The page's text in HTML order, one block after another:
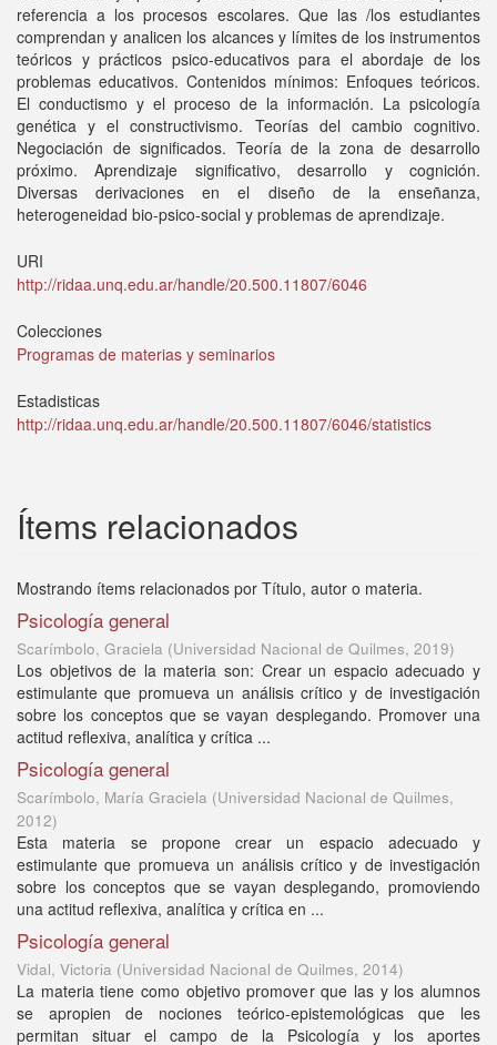
referencia a los procesos escolares. Que las /los estudiantes
comprendan y analicen los alcances y límites de los instrumentos
teóricos y prácticos psico-educativos para el abordaje de los
problemas educativos. Contenidos mínimos: Enfoques teóricos.
El conductismo y el proceso de la información. La psicología
genética y el constructivismo. Teorías del cambio cognitivo.
Negociación de significados. Teoría de la zona de desarrollo
próximo. Aprendizaje significativo, desarrollo y cognición.
Diversas derivaciones en el diseño de la enseñanza,
heterogeneidad bio-psico-social y problemas de aprendizaje.
URI
http://ridaa.unq.edu.ar/handle/20.500.11807/6046
Colecciones
Programas de materias y seminarios
Estadisticas
http://ridaa.unq.edu.ar/handle/20.500.11807/6046/statistics
Ítems relacionados
Mostrando ítems relacionados por Título, autor o materia.
Psicología general
Scarímbolo, Graciela (Universidad Nacional de Quilmes, 2019)
Los objetivos de la materia son: Crear un espacio adecuado y
estimulante que promueva un análisis crítico y de investigación
sobre los conceptos que se vayan desplegando. Promover una
actitud reflexiva, analítica y crítica ...
Psicología general
Scarímbolo, María Graciela (Universidad Nacional de Quilmes,
2012)
Esta materia se propone crear un espacio adecuado y
estimulante que promueva un análisis crítico y de investigación
sobre los conceptos que se vayan desplegando, promoviendo
una actitud reflexiva, analítica y crítica en ...
Psicología general
Vidal, Victoria (Universidad Nacional de Quilmes, 2014)
La materia tiene como objetivo promover que las y los alumnos
se apropien de nociones teórico-epistemológicas que les
permitan situar el campo de la Psicología y los aportes